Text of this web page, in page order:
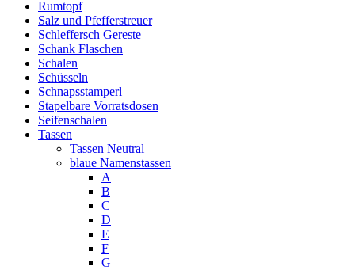
Rumtopf
Salz und Pfefferstreuer
Schleffersch Gereste
Schank Flaschen
Schalen
Schüsseln
Schnapsstamperl
Stapelbare Vorratsdosen
Seifenschalen
Tassen
Tassen Neutral
blaue Namenstassen
A
B
C
D
E
F
G